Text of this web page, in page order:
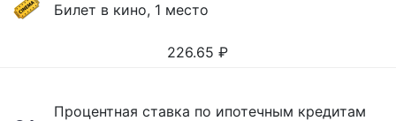
Билет в кино, 1 место
226.65 ₽
Процентная ставка по ипотечным кредитам